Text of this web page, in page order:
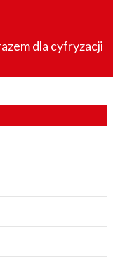
dla cyfryzacji